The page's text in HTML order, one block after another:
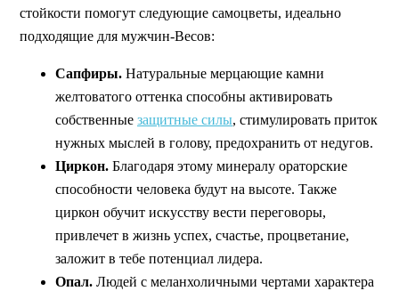
стойкости помогут следующие самоцветы, идеально
подходящие для мужчин-Весов:
Сапфиры. Натуральные мерцающие камни
желтоватого оттенка способны активировать
собственные защитные силы, стимулировать приток
нужных мыслей в голову, предохранить от недугов.
Циркон. Благодаря этому минералу ораторские
способности человека будут на высоте. Также
циркон обучит искусству вести переговоры,
привлечет в жизнь успех, счастье, процветание,
заложит в тебе потенциал лидера.
Опал. Людей с меланхоличными чертами характера